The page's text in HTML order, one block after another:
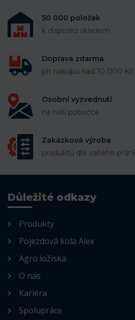
50 000 položek
k dispozici skladem
Doprava zdarma
při nákupu nad 10 000 Kč
Osobní vyzvednutí
na naší pobočce
Zakázková výroba
produktů dle vašeho přání
Důležité odkazy
Produkty
Pojezdová kola Alex
Agro ložiska
O nás
Kariéra
Spolupráce